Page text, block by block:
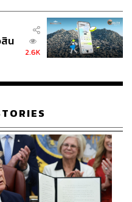
27
AUTHOR
WEALTH Editor
น
2.6K